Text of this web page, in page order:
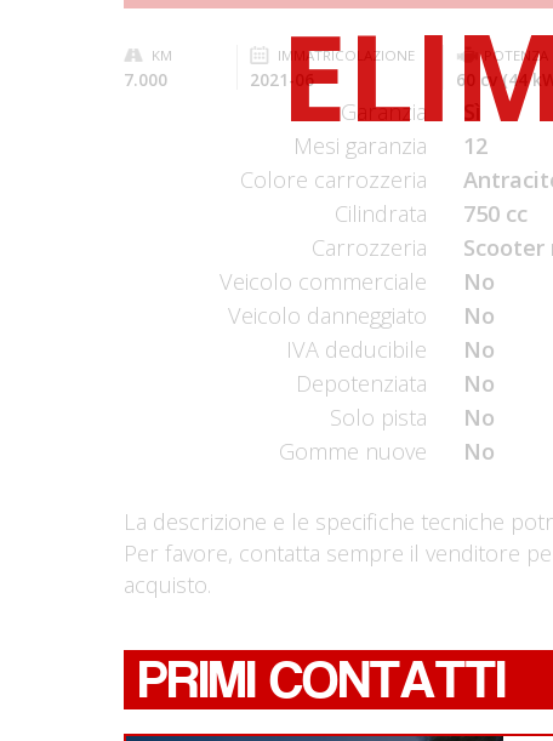
KM
7.000
IMMATRICOLAZIONE
2021-06
POTENZA
60 cv (44
Garanzia
Mesi garanzia
12
Colore carrozzeria
Cilindrata
750 cc
Carrozzeria
Veicolo commerciale
No
Veicolo danneggiato
No
IVA deducibile
No
Depotenziata
No
Solo pista
No
Gomme nuove
No
La descrizione e le specifiche tecniche
Per favore, contatta sempre il venditore
acquisto.
PRIMI CONTATTI